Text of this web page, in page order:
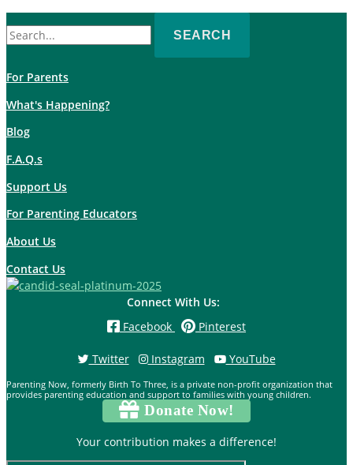
for:
For Parents
What's Happening?
Blog
F.A.Q.s
Support Us
For Parenting Educators
About Us
Contact Us
Connect With Us:
Facebook
Pinterest
Twitter Instagram YouTube
Parenting Now, formerly Birth To Three, is a private non-profit organization that
provides parenting education and support to families with young children.
Donate Now!
Your contribution makes a difference!